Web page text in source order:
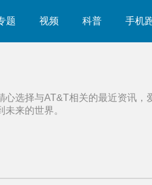
题 视频 科普 手机
心选择与AT&T相关的最近资讯，
来的世界。